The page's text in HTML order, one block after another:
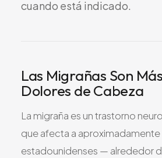
Ansiedad
Depresión
Manejo de Medicamentos
Migraña
cuando está indicado.
Las Migrañas Son
Dolores de Cabeza
La migraña es un trastorno
que afecta a aproximadamente
estadounidenses — alrededor